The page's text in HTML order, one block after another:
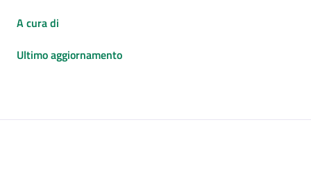
A cura di
Ultimo aggiornamento